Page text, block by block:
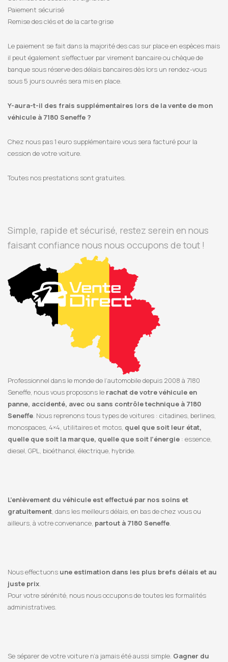
Paiement sécurisé
Remise des clés et de la carte grise
Le paiement se fait dans la majorité des cas sur place en espèces mais
il peut également s’effectuer par virement bancaire ou chèque de
banque sous réserve des délais bancaires dès lors un rendez-vous
sous 5 jours ouvrés sera mis en place.
Y-aura-t-il des frais supplémentaires lors de la vente de mon
véhicule à 7180 Seneffe ?
Chez nous pas 1 euro supplémentaire vous sera facturé pour la
cession de votre voiture.
Toutes nos prestations sont gratuites.
Simple, rapide et sécurisé, restez serein en nous
faisant confiance nous nous occupons de tout !
Professionnel dans le monde de l’automobile depuis 2008 à 7180
Seneffe, nous vous proposons le rachat de votre véhicule en
panne, accidenté, avec ou sans contrôle technique à 7180
Seneffe. Nous reprenons tous types de voitures : citadines, berlines,
monospaces, 4×4, utilitaires et motos, quel que soit leur état,
quelle que soit la marque, quelle que soit l’énergie : essence,
diesel, GPL, bioéthanol, électrique, hybride.
L’enlèvement du véhicule est effectué par nos soins et
gratuitement, dans les meilleurs délais, en bas de chez vous ou
ailleurs, à votre convenance, partout à 7180 Seneffe.
Nous effectuons une estimation dans les plus brefs délais et au
juste prix.
Pour votre sérénité, nous nous occupons de toutes les formalités
administratives.
Se séparer de votre voiture n’a jamais été aussi simple. Gagner du